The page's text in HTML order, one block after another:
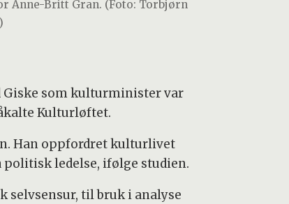
Anne-Britt Gran. (Foto: Torbjørn
Giske som kulturminister var
Kulturløftet.
Han oppfordret kulturlivet
ledelse, ifølge studien.
selvsensur, til bruk i analyse